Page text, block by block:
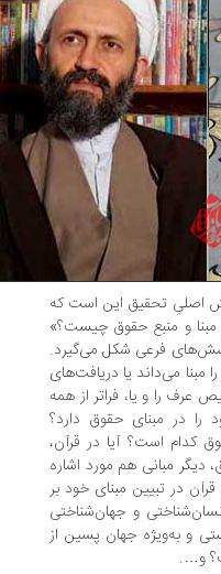
تحقیق این است که
منبع حقوق چیست؟»
فرعی شکل می‌گیرد.
یا دریافت‌های
و یا، فراتر از همه
مبنای حقوق دارد؟
است؟ آیا در قرآن،
هم مورد اشاره
تبیین مبنای خود بر
و جهان‌شناختی
جهان پسین از